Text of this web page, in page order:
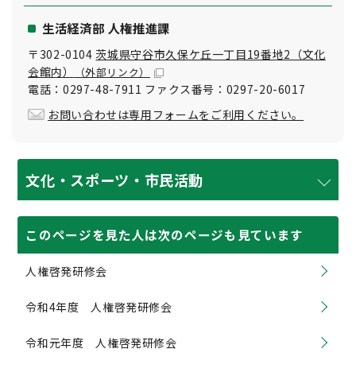
生活経済部 人権推進課
〒302-0104茨城県守谷市久保ケ丘一丁目19番地2（文化
会館内）
（外部リンク）
電話：0297-48-7911 ファクス番号：0297-20-6017
お問い合わせは専用フォームをご利用ください。
文化・スポーツ・市民活動
このページを見た人は次のページも見ています
人権啓発研修会
令和4年度 人権啓発研修会
令和元年度 人権啓発研修会